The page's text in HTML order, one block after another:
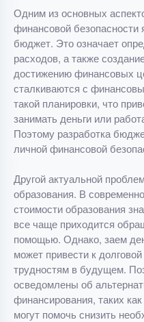
Одним из основных
финансовой безопасности
бюджет. Это означает
расходов, а также
достижению финансовых
сталкиваются с
такой планировки, что
занимать деньги или
Поэтому разработка
личной финансовой
Другой актуальной
образования. В
стоимости образования
все чаще приходится
помощью. Однако, заем
может привести к
трудностям в будущем.
осведомлены об
финансирования, таких
могут помочь снизить